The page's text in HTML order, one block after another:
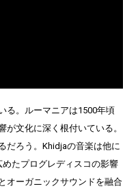
る。ルーマニアは1500年頃
文化に深く根付いている。
だろう。Khidjaの音楽は他に
たプログレディスコの影響
オーガニックサウンドを融合